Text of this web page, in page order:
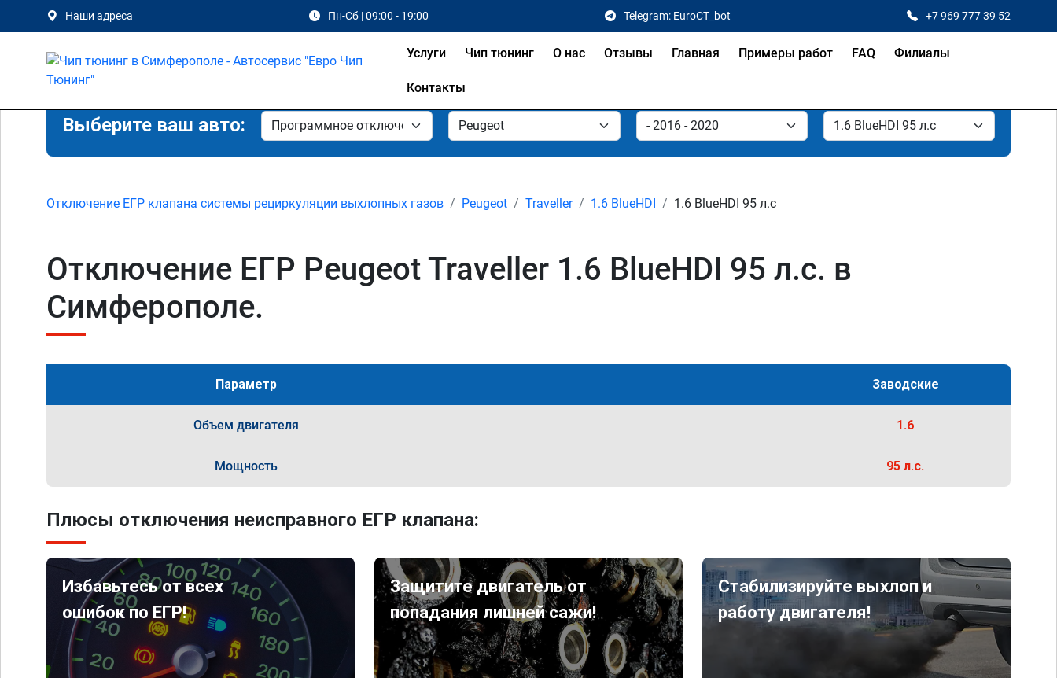
Наши адреса Пн-Сб | 09:00 - 19:00 Telegram: EuroCT_bot +7 969 777 39 52
Услуги Чип тюнинг О нас Отзывы Главная Примеры работ FAQ Филиалы
Контакты
Выберите ваш авто:
Отключение ЕГР клапана системы рециркуляции выхлопных газов Peugeot Traveller 1.6 BlueHDI 1.6 BlueHDI 95 л.с
Отключение ЕГР Peugeot Traveller 1.6 BlueHDI 95 л.с. в
Симферополе.
Параметр Заводские
Объем двигателя 1.6
Мощность 95 л.с.
Плюсы отключения неисправного ЕГР клапана:
Избавьтесь от всех
ошибок по ЕГР!
Защитите двигатель от
попадания лишней сажи!
Стабилизируйте выхлоп и
работу двигателя!